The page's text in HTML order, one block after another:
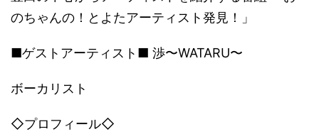
のちゃんの！とよたアーティスト発見！」
■ゲストアーティスト■ 渉〜WATARU〜
ボーカリスト
◇プロフィール◇